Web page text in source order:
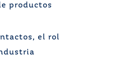
productos
el rol